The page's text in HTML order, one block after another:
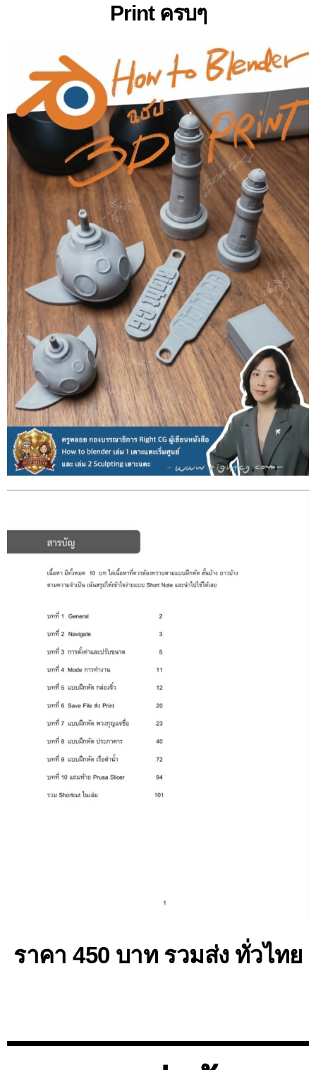
Print ครบๆ
ราคา 450 บาท รวมส่ง ทั่วไทย